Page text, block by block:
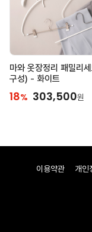
마와 옷장정리 패밀리
구성) - 화이트
18% 303,500원
이용약관 개인